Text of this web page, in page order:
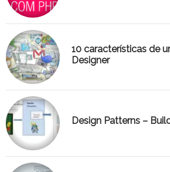
10 características de
Designer
Design Patterns –